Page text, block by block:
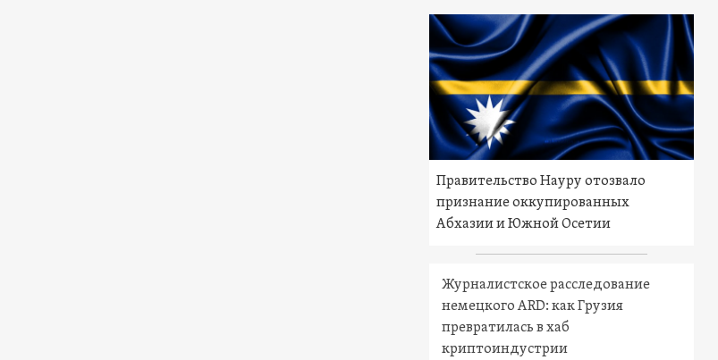
Правительство Науру отозвало
признание оккупированных
Абхазии и Южной Осетии
Журналистское расследование
немецкого ARD: как Грузия
превратилась в хаб
криптоиндустрии